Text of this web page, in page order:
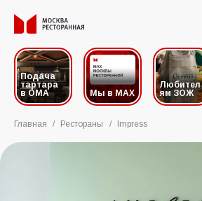
Подача
тартара
в ОМА
Мы в MAX
Любител
ям ЗОЖ
Главная / Рестораны / Impress